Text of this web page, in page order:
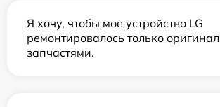
Я хочу, чтобы мое устройство LG
ремонтировалось только
запчастями.